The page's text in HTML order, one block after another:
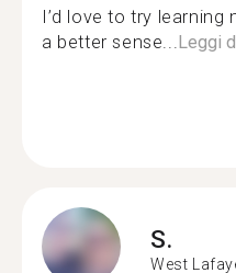
I’d love to try learning
a better sense...Leggi
S.
West